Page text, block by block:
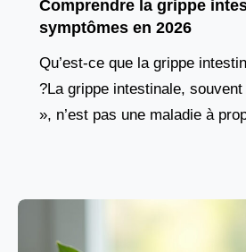
Comprendre la grippe
symptômes en 2026
Qu’est-ce que la grippe
?La grippe intestinale,
», n’est pas une maladie à